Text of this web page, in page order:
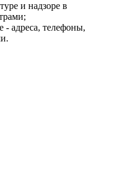
и надзоре в
- адреса, телефоны,